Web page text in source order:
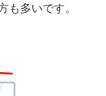
も多いです。